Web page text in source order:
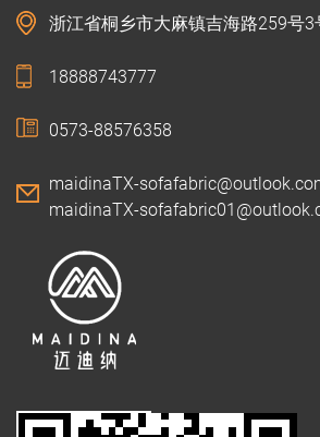
浙江省桐乡市大麻镇吉海路259号3
18888743777
0573-88576358
maidinaTX-
maidinaTX-